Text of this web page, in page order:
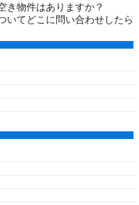
物件はありますか？
てどこに問い合わせしたら